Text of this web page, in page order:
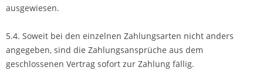
ausgewiesen.
5.4. Soweit bei den einzelnen Zahlungsarten nicht anders
angegeben, sind die Zahlungsansprüche aus dem
geschlossenen Vertrag sofort zur Zahlung fällig.